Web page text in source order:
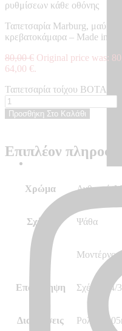
ρυθμίσεων κάθε οθόνης
Ταπετσαρία Marburg, μαύρη,
κρεβατοκάμαρα – Made in
80,00€ Original price was:
64,00 €.
Ταπετσαρία τοίχου
Προσθήκη Στο Καλάθι
Επιπλέον
Χρώμα Ανθρακί,
Σχέδιο Ψάθα
Μοντέρνο
Επανάληψη Σχέδιο 64/
Διαστάσεις Ρολό